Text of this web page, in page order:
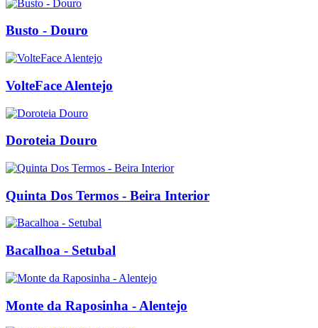
Busto - Douro
VolteFace Alentejo
Doroteia Douro
Quinta Dos Termos - Beira Interior
Bacalhoa - Setubal
Monte da Raposinha - Alentejo